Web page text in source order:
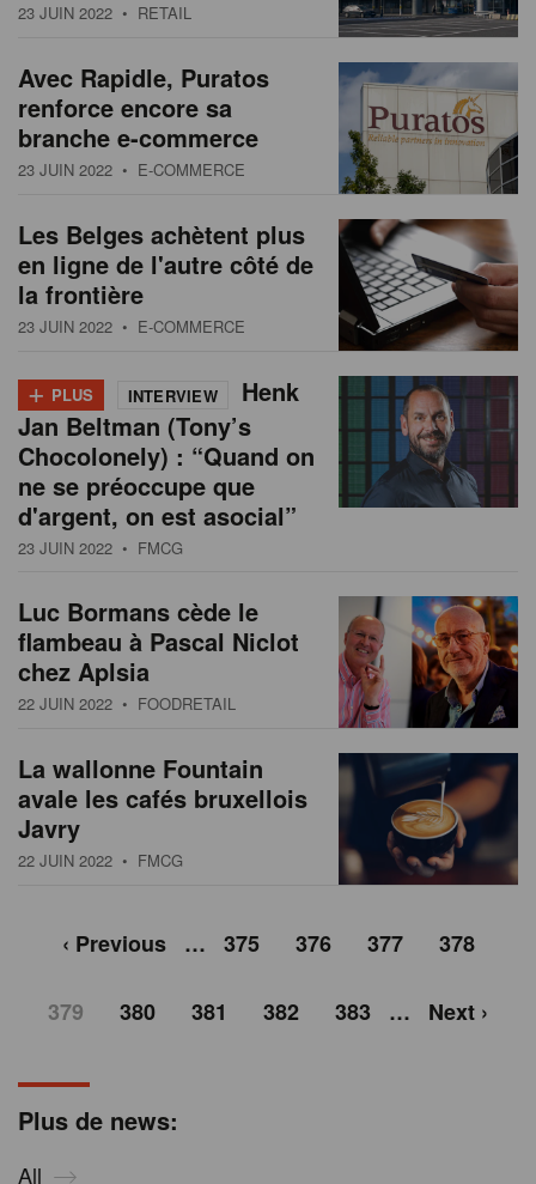
Plus de news:
All
23 JUIN 2022 • RETAIL
Avec Rapidle, Puratos
renforce encore sa
branche e-commerce
23 JUIN 2022 • E-COMMERCE
Les Belges achètent plus
en ligne de l'autre côté de
la frontière
23 JUIN 2022 • E-COMMERCE
+ PLUS INTERVIEW
Henk
Jan Beltman (Tony’s
Chocolonely) : “Quand on
ne se préoccupe que
d'argent, on est asocial”
23 JUIN 2022 • FMCG
Luc Bormans cède le
flambeau à Pascal Niclot
chez Aplsia
22 JUIN 2022 • FOODRETAIL
La wallonne Fountain
avale les cafés bruxellois
Javry
22 JUIN 2022 • FMCG
‹ Previous … 375 376 377 378
379 380 381 382 383 … Next ›